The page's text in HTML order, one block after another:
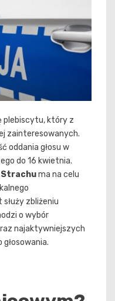
plebiscytu, który z
zainteresowanych.
oddania głosu w
do 16 kwietnia.
ma na celu
zbliżeniu
o wybór
najaktywniejszych